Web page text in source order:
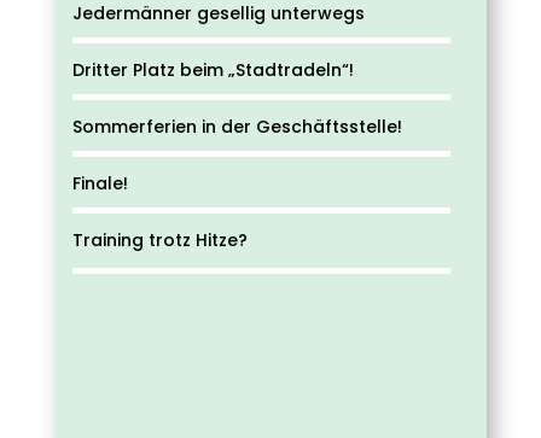
Jedermänner gesellig unterwegs
Dritter Platz beim „Stadtradeln“!
Sommerferien in der Geschäftsstelle!
Finale!
Training trotz Hitze?